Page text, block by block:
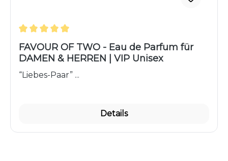
Durchschnittliche Bewertung von 5 von 5 Sternen
FAVOUR OF TWO - Eau de Parfum für
DAMEN & HERREN | VIP Unisex
“Liebes-Paar” ...
Details